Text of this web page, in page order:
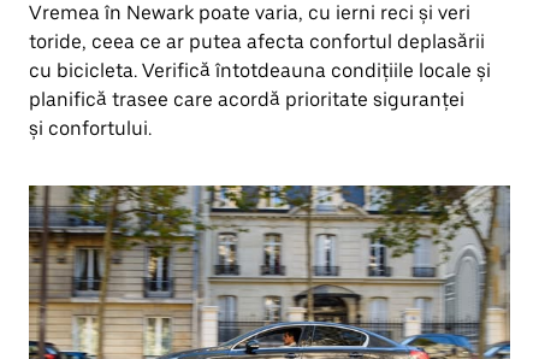
Vremea în Newark poate varia, cu ierni reci și veri
toride, ceea ce ar putea afecta confortul deplasării
cu bicicleta. Verifică întotdeauna condițiile locale și
planifică trasee care acordă prioritate siguranței
și confortului.